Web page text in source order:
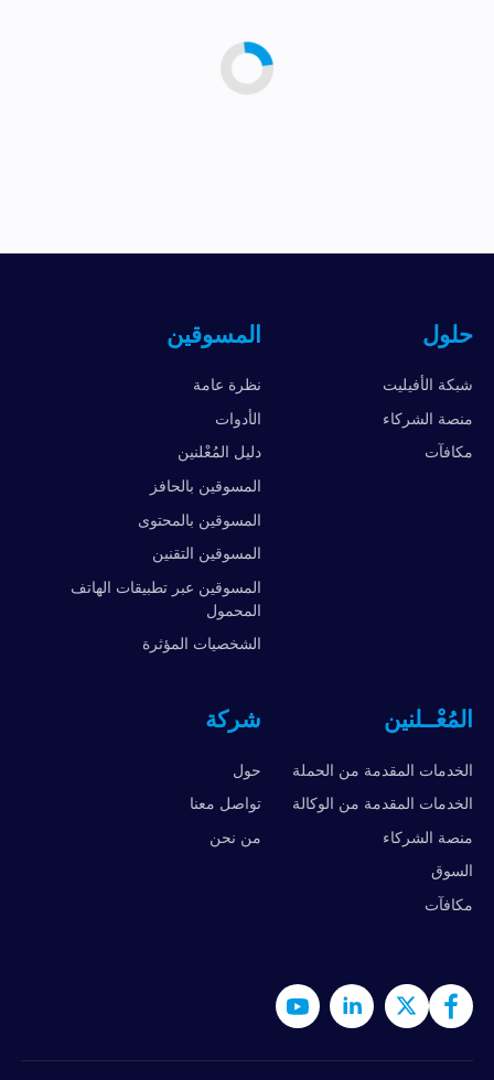
حلول
شبكة الأفيليت
منصة الشركاء
مكافآت
المسوقين
نظرة عامة
الأدوات
دليل المُعْلنين
المسوقين بالحافز
المسوقين بالمحتوى
المسوقين التقنين
المسوقين عبر تطبيقات الهاتف
المحمول
الشخصيات المؤثرة
المُعْــلنين
الخدمات المقدمة من الحملة
الخدمات المقدمة من الوكالة
منصة الشركاء
السوق
مكافآت
شركة
حول
تواصل معنا
من نحن